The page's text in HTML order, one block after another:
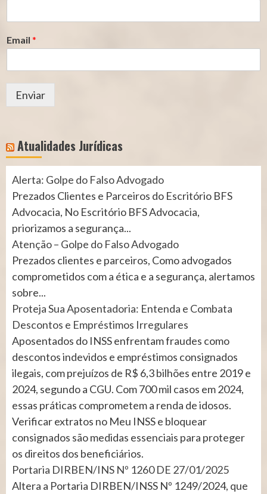
Email *
Enviar
Atualidades Jurídicas
Alerta: Golpe do Falso Advogado
Prezados Clientes e Parceiros do Escritório BFS
Advocacia, No Escritório BFS Advocacia,
priorizamos a segurança...
Atenção – Golpe do Falso Advogado
Prezados clientes e parceiros, Como advogados
comprometidos com a ética e a segurança, alertamos
sobre...
Proteja Sua Aposentadoria: Entenda e Combata
Descontos e Empréstimos Irregulares
Aposentados do INSS enfrentam fraudes como
descontos indevidos e empréstimos consignados
ilegais, com prejuízos de R$ 6,3 bilhões entre 2019 e
2024, segundo a CGU. Com 700 mil casos em 2024,
essas práticas comprometem a renda de idosos.
Verificar extratos no Meu INSS e bloquear
consignados são medidas essenciais para proteger
os direitos dos beneficiários.
Portaria DIRBEN/INS Nº 1260 DE 27/01/2025
Altera a Portaria DIRBEN/INSS Nº 1249/2024, que